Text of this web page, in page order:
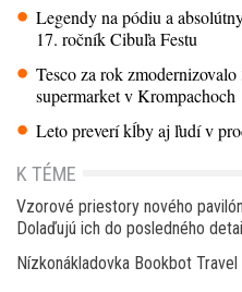
Legendy na pódiu a
17. ročník Cibuľa Festu
Tesco za rok
supermarket v Krompachoch
Leto preverí kĺby aj ľudí v
K TÉME
Vzorové priestory nového
Dolaďujú ich do posledného
Nízkonákladovka Bookbot